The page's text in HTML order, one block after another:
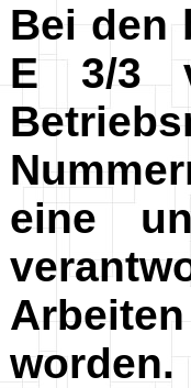
Bei den
E 3/3
eine
worden.